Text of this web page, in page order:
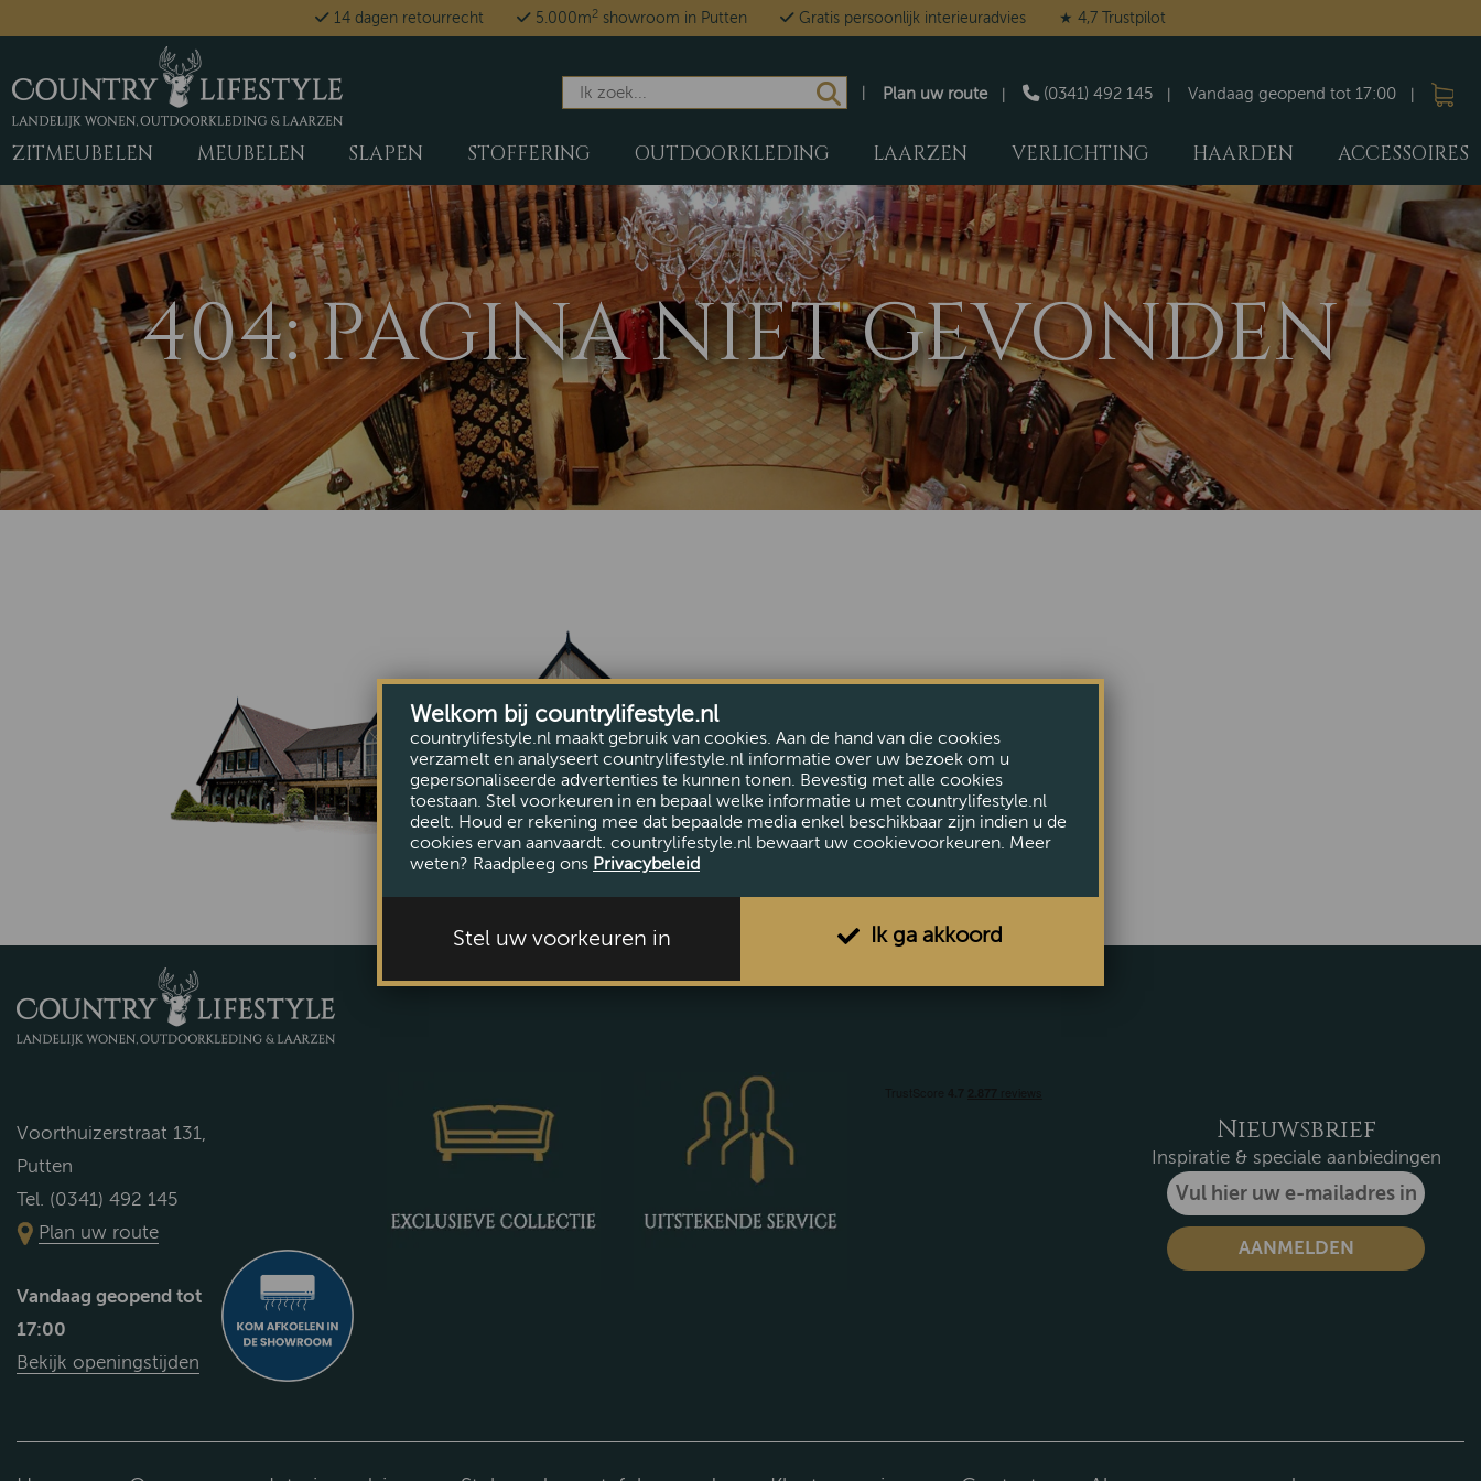
14 dagen retourrecht 5.000m2 showroom in Putten Gratis persoonlijk interieuradvies ★ 4,7 Trustpilot
Vandaag geopend tot 17:00
(0341) 492 145
Plan uw route
ZITMEUBELEN MEUBELEN SLAPEN STOFFERING OUTDOORKLEDING LAARZEN VERLICHTING HAARDEN ACCESSOIRES
404: PAGINA NIET GEVONDEN
Deze pagina bestaat niet meer.
Ga terug naar dehomepage
Voorthuizerstraat 131,
Putten
Tel. (0341) 492 145
Plan uw route
Vandaag geopend tot
17:00
Bekijk openingstijden
Nieuwsbrief
Inspiratie & speciale aanbiedingen
Welkom bij countrylifestyle.nl
countrylifestyle.nl maakt gebruik van cookies. Aan de hand van die cookies
verzamelt en analyseert countrylifestyle.nl informatie over uw bezoek om u
gepersonaliseerde advertenties te kunnen tonen. Bevestig met alle cookies
toestaan. Stel voorkeuren in en bepaal welke informatie u met countrylifestyle.nl
deelt. Houd er rekening mee dat bepaalde media enkel beschikbaar zijn indien u de
cookies ervan aanvaardt. countrylifestyle.nl bewaart uw cookievoorkeuren. Meer
weten? Raadpleeg ons Privacybeleid
Stel uw voorkeuren in Ik ga akkoord